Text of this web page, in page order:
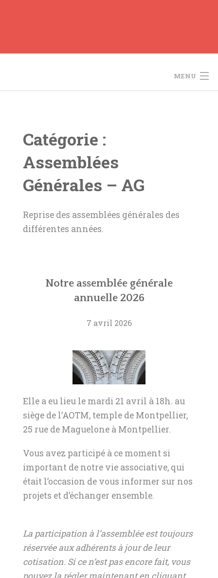
MENU
SOUTIENS ET LIENS
Catégorie :
Assemblées
Générales – AG
Reprise des assemblées générales des
différentes années.
Notre assemblée générale
annuelle 2026
7 avril 2026
Elle a eu lieu le mardi 21 avril à 18h. au
siège de l’AOTM, temple de Montpellier,
25 rue de Maguelone à Montpellier.
Vous avez participé à ce moment si
important de notre vie associative, qui
était l’occasion de vous informer sur nos
projets et d’échanger ensemble.
La participation à l’assemblée est toujours
réservée aux adhérents à jour de leur
cotisation. Si ce n’est pas encore fait, vous
pouvez la régler maintenant en cliquant